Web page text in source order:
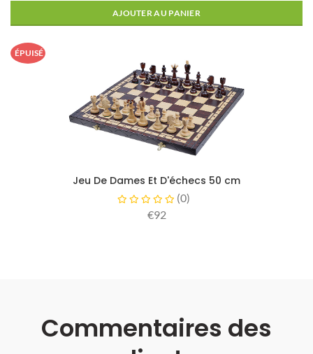
AJOUTER AU PANIER
ÉPUISÉ
Jeu De Dames Et D'échecs 50 cm
(0)
€92
Commentaires des